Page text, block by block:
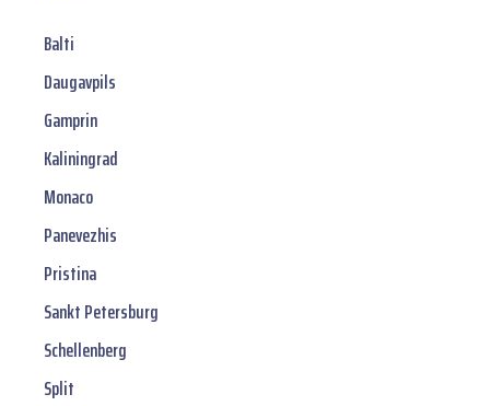
Balti
Daugavpils
Gamprin
Kaliningrad
Monaco
Panevezhis
Pristina
Sankt Petersburg
Schellenberg
Split